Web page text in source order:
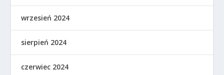
wrzesień 2024
sierpień 2024
czerwiec 2024